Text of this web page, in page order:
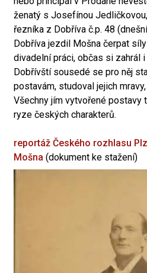
ženatý s Josefínou
řezníka z Dobříva č.p. 48
Dobříva jezdil Mošna čerpat
divadelní práci, občas si zahrál
Dobřívští sousedé se pro něj
postavám, studoval jejich
Všechny jím vytvořené postavy
ryze českých charakterů.
reportáž Českého rozhlasu
Mošna (dokument ke stažení)